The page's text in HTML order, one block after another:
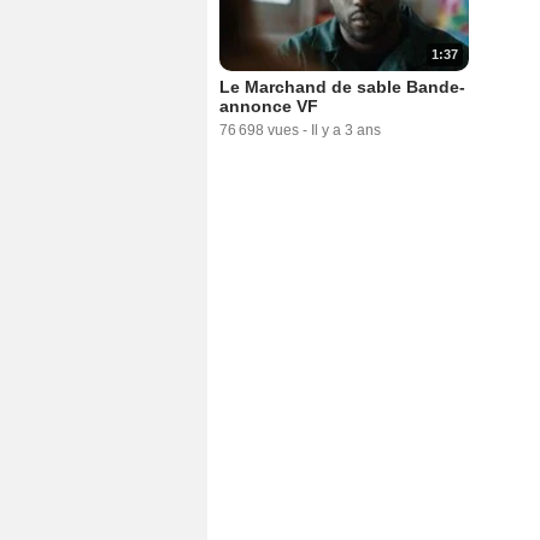
1:37
Le Marchand de sable Bande-
annonce VF
76 698 vues - Il y a 3 ans